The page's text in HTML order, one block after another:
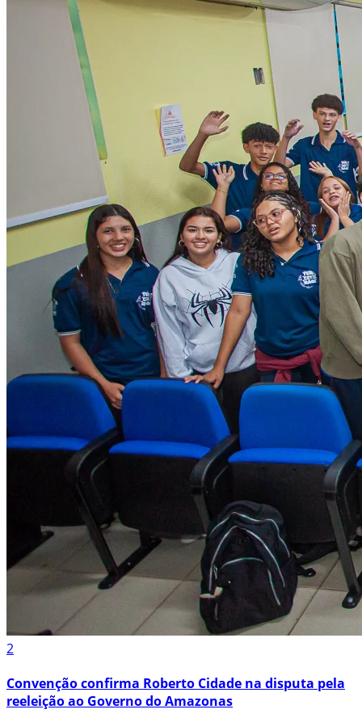
2
Convenção confirma Roberto Cidade na disputa pela
reeleição ao Governo do Amazonas